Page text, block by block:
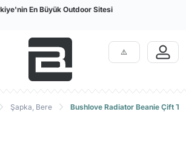
En Büyük Outdoor Sitesi
Şapka, Bere Bushlove Radiator Beanie Çift